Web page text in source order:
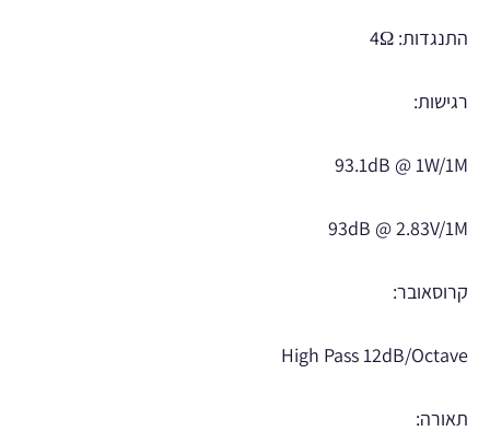
התנגדות: 4Ω
רגישות:
93.1dB @ 1W/1M
93dB @ 2.83V/1M
קרוסאובר:
High Pass 12dB/Octave
תאורה: